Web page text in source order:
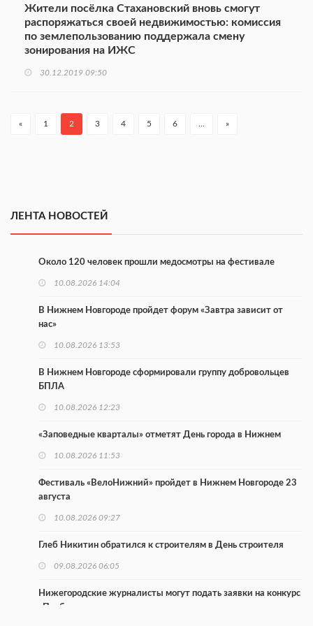
Жители посёлка Стахановский вновь смогут
распоряжаться своей недвижимостью: комиссия
по землепользованию поддержала смену
зонирования на ИЖС
30.12.2019 09:50
« 1 2 3 4 5 6 »
ЛЕНТА НОВОСТЕЙ
Около 120 человек прошли медосмотры на фестивале
10.08.2026 14:04
В Нижнем Новгороде пройдет форум «Завтра зависит от
нас»
10.08.2026 13:53
В Нижнем Новгороде сформировали группу добровольцев
БПЛА
10.08.2026 12:23
«Заповедные кварталы» отметят День города в Нижнем
10.08.2026 11:53
Фестиваль «ВелоНижний» пройдет в Нижнем Новгороде 23
августа
10.08.2026 09:27
Глеб Никитин обратился к строителям в День строителя
09.08.2026 06:05
Нижегородские журналисты могут подать заявки на конкурс
«Пробация»